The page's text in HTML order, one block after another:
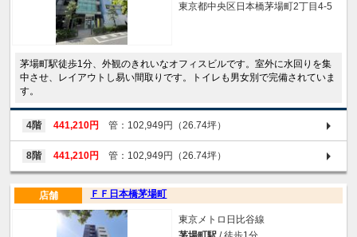
東京都中央区日本橋茅場町2丁目4-5
茅場町駅徒歩1分、外観のきれいなオフィスビルです。室外に水回りを集
中させ、レイアウトし易い間取りです。トイレも男女別で完備されていま
す。
4階 441,210円 管：102,949円（26.74坪）
8階 441,210円 管：102,949円（26.74坪）
ＦＦ日本橋茅場町
店舗
東京メトロ日比谷線